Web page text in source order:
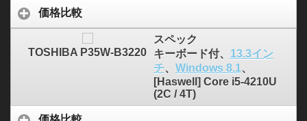
価格比較
TOSHIBA P35W-B3220
スペック
キーボード付、 13.3イン
チ、 Windows 8.1、
[Haswell] Core i5-4210U
(2C / 4T)